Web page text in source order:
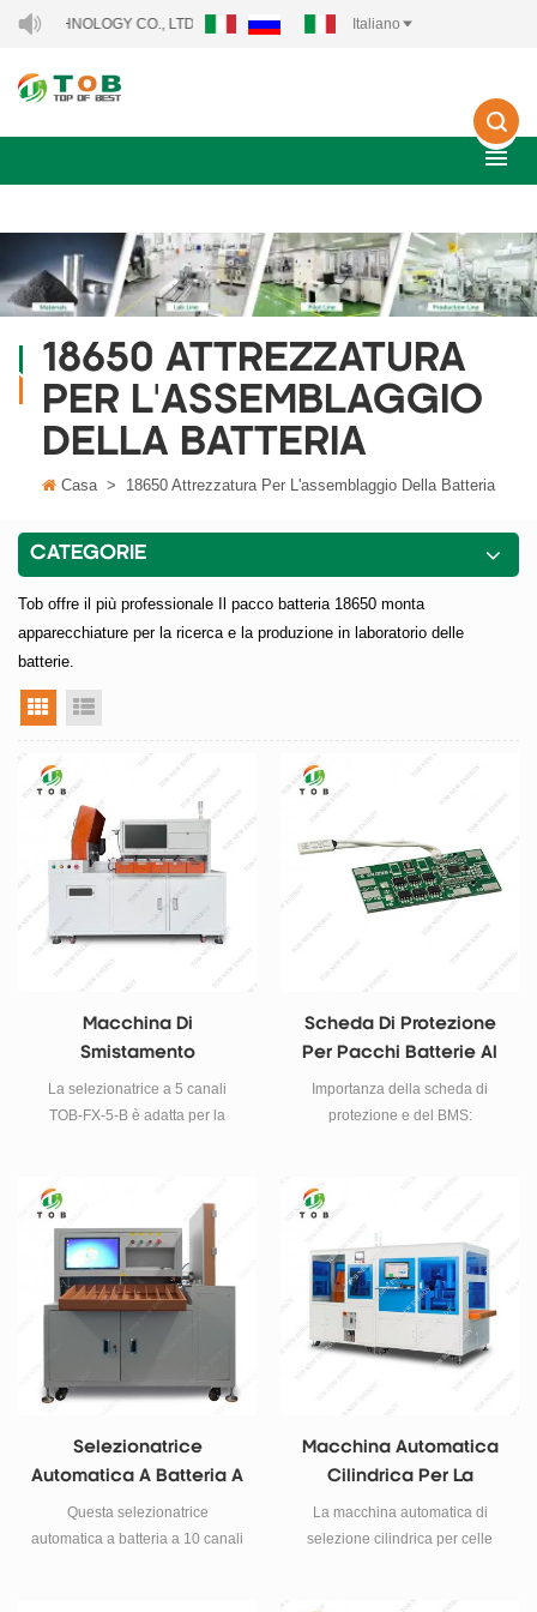
CO., LTD.. Italiano
18650 ATTREZZATURA
PER L'ASSEMBLAGGIO
DELLA BATTERIA
Casa > 18650 Attrezzatura Per L'assemblaggio Della Batteria
CATEGORIE
Tob offre il più professionale Il pacco batteria 18650 monta
apparecchiature per la ricerca e la produzione in laboratorio delle
batterie.
vista a griglia
Macchina Di
Smistamento
Automatico A 5 Canali
Per Celle 32140
La selezionatrice a 5 canali
TOB-FX-5-B è adatta per la
la tramoggia del serbatoio per
caricare i materiali, analizzando
e salvando i dati dei test delle
batterie ed eliminando le batterie
difettose. Le batterie selezionate
serbatoio di ricezione, una
soluzione comoda da gestire per
l'operatore.
Scheda Di Protezione
Per Pacchi Batterie Al
Litio
Importanza della scheda di
protezione e del BMS:
sovraccarico, lo scaricamento
eccessivo e l'instabilità termica.
Selezionatrice
Automatica A Batteria A
10 Canali
Questa selezionatrice
automatica a batteria a 10 canali
Macchina Automatica
Cilindrica Per La
Selezione Cellulare
Con Incollaggio
La macchina automatica di
selezione cilindrica per celle